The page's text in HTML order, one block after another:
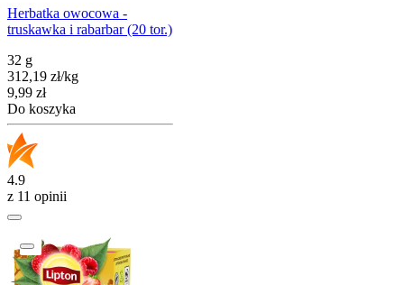
Herbatka owocowa -
truskawka i rabarbar (20 tor.)
32 g
312,19 zł/kg
Cena
9,99 zł
Do koszyka
4.9
z 11 opinii